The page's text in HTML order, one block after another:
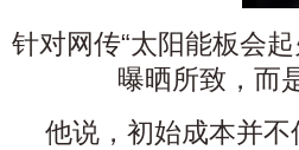
针对网传“太阳能板会
曝晒所致，而
他说，初始成本并